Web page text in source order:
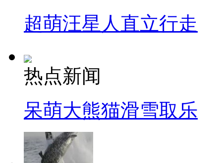
超萌汪星人直立行走
热点新闻
呆萌大熊猫滑雪取乐